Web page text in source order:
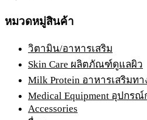
หมวดหมู่สินค้า
วิตามิน/อาหารเสริม
Skin Care ผลิตภัณฑ์ดูแลผิว
Milk Protein อาหารเสริมท
Medical Equipment อุปกร
Accessories